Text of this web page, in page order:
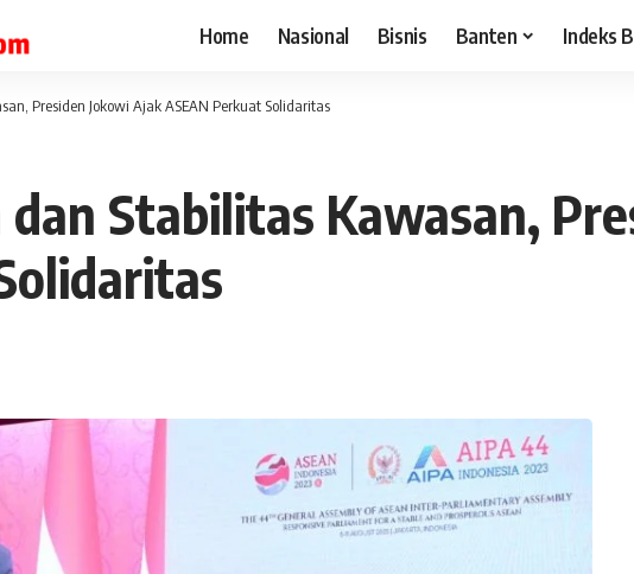
Home Nasional Bisnis Banten Indeks
Presiden Jokowi Ajak ASEAN Perkuat Solidaritas
dan Stabilitas Kawasan,